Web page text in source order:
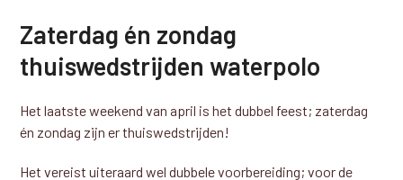
Zaterdag én zondag
thuiswedstrijden waterpolo
Het laatste weekend van april is het dubbel feest; zaterdag
én zondag zijn er thuiswedstrijden!
Het vereist uiteraard wel dubbele voorbereiding; voor de